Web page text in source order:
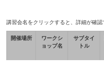
講習会名をクリックすると、詳細が確認
開催場所
ワークシ
ョップ名
サブタイ
トル